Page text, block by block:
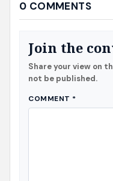
0 COMMENTS
Join the
Share your view on
not be published.
COMMENT *